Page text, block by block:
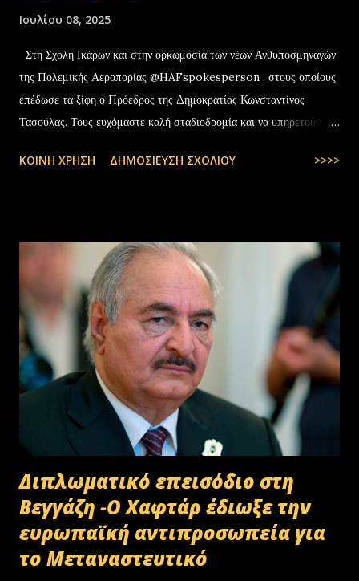
Ιουλίου 08, 2025
Στη Σχολή Ικάρων και στην ορκωμοσία των νέων Ανθυποσμηναγών
της Πολεμικής Αεροπορίας @HAFspokesperson , στους οποίους
επέδωσε τα ξίφη ο Πρόεδρος της Δημοκρατίας Κωνσταντίνος
Τασούλας. Τους ευχόμαστε καλή σταδιοδρομία και να υπηρετούν με
pic.twitter.com/t6bNFBH5Ce — Nikos Dendias
ΚΟΙΝΉ ΧΡΉΣΗ ΔΗΜΟΣΊΕΥΣΗ ΣΧΟΛΊΟΥ >>>>
Διπλωματικό επεισόδιο στη
Βεγγάζη -Ο Χαφτάρ έδιωξε την
ευρωπαϊκή αντιπροσωπεία για
το Μεταναστευτικό